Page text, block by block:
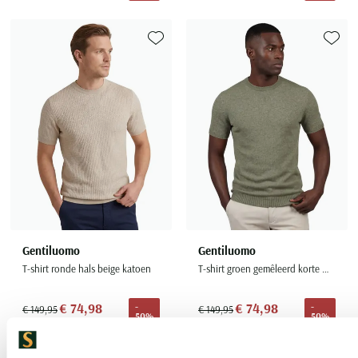
Gentiluomo
T-shirt ronde hals beige katoen
€ 149,95€ 74,98
-
50%
Toevoegen aan favorieten
Gentiluomo
T-shirt groen gemêleerd korte mouw
€ 149,95€ 74,98
-
50%